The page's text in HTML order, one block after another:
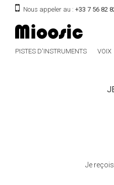
Nous appeler au : +33 7 56 82
PISTES D'INSTRUMENTS VOIX
Je